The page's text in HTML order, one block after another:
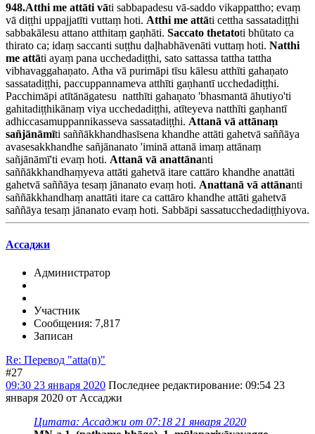
948.Atthi me attāti vāti sabbapadesu vā-saddo vikappattho; evaṃ
vā diṭṭhi uppajjatīti vuttaṃ hoti. Atthi me attāti cettha sassatadiṭṭhi
sabbakālesu attano atthitaṃ gaṇhāti. Saccato thetatoti bhūtato ca
thirato ca; idaṃ saccanti suṭṭhu daḷhabhāvenāti vuttaṃ hoti. Natthi
me attāti ayaṃ pana ucchedadiṭṭhi, sato sattassa tattha tattha
vibhavaggahaṇato. Atha vā purimāpi tīsu kālesu atthīti gahaṇato
sassatadiṭṭhi, paccuppannameva atthīti gaṇhantī ucchedadiṭṭhi.
Pacchimāpi atītānāgatesu natthīti gahaṇato 'bhasmantā āhutiyo'ti
gahitadiṭṭhikānaṃ viya ucchedadiṭṭhi, atīteyeva natthīti gaṇhantī
adhiccasamuppannikasseva sassatadiṭṭhi. Attanā vā attānaṃ
sañjānāmīti saññākkhandhasīsena khandhe attāti gahetvā saññāya
avasesakkhandhe sañjānanato 'iminā attanā imaṃ attānaṃ
sañjānāmī'ti evaṃ hoti. Attanā vā anattānanti
saññākkhandhaṃyeva attāti gahetvā itare cattāro khandhe anattāti
gahetvā saññāya tesaṃ jānanato evaṃ hoti. Anattanā vā attānanti
saññākkhandhaṃ anattāti itare ca cattāro khandhe attāti gahetvā
saññāya tesaṃ jānanato evaṃ hoti. Sabbāpi sassatucchedadiṭṭhiyova.
Ассаджи
Администратор
Участник
Сообщения: 7,817
Записан
Re: Перевод "atta(n)"
#27
09:30 23 января 2020 Последнее редактирование: 09:54 23
января 2020 от Ассаджи
Цитата: Ассаджи от 07:18 21 января 2020